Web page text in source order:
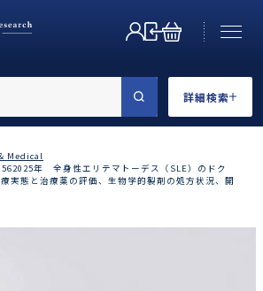
詳細検索
Medical
年 全身性エリテマトーデス（SLE）のドク
実態と治療薬の評価、生物学的製剤の処方状況、開